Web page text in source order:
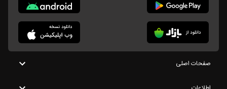
صفحات اصلی